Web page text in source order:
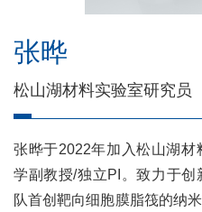
张晔
松山湖材料实验室研究员
张晔于2022年加入松山湖
学副教授/独立PI。致力于创
队首创靶向细胞膜脂筏的纳